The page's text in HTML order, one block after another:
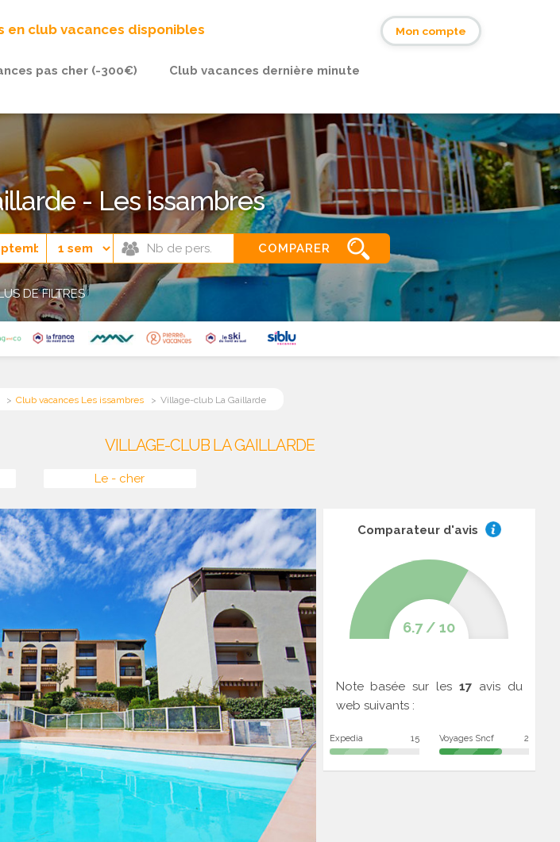
en club vacances disponibles Mon compte
pas cher (-300€)
Club vacances dernière minute
- Les issambres
COMPARER
DE FILTRES
Club vacances Les issambres Village-club La Gaillarde
VILLAGE-CLUB LA GAILLARDE
Le - cher
Comparateur d'avis
6.7/10
Note basée sur les17 avis du
web suivants :
Expedia 15 Voyages Sncf 2